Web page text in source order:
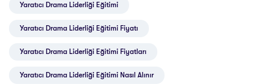
Yaratıcı Drama Liderliği Eğitimi
Yaratıcı Drama Liderliği Eğitimi Fiyatı
Yaratıcı Drama Liderliği Eğitimi Fiyatları
Yaratıcı Drama Liderliği Eğitimi Nasıl Alınır